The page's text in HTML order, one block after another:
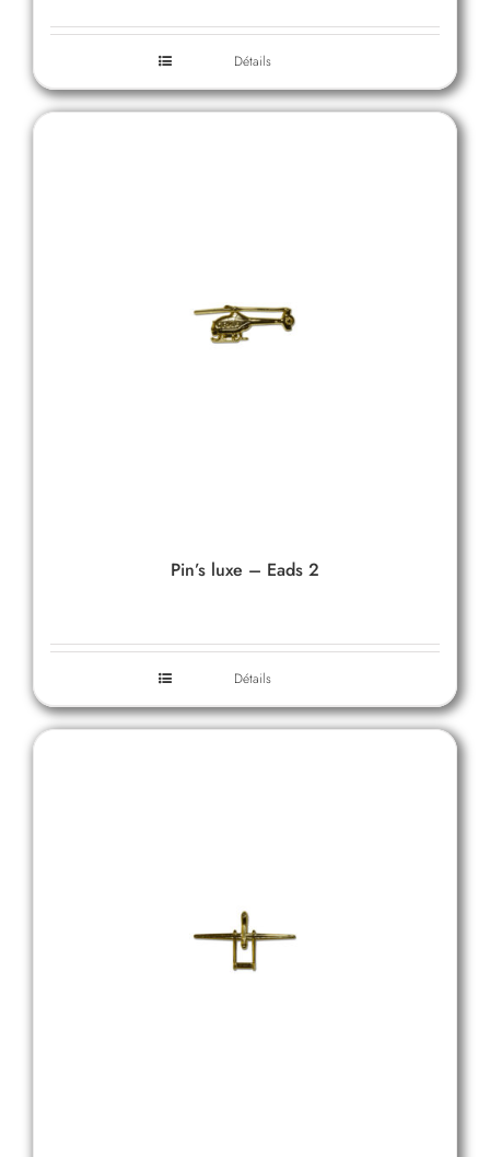
Détails
Pin’s luxe – Eads 2
Détails